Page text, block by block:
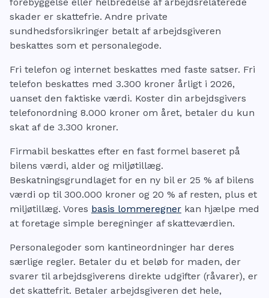
skader er skattefrie. Andre private
sundhedsforsikringer betalt af arbejdsgiveren
beskattes som et personalegode.
Fri telefon og internet beskattes med faste satser. Fri
telefon beskattes med 3.300 kroner årligt i 2026,
uanset den faktiske værdi. Koster din arbejdsgivers
telefonordning 8.000 kroner om året, betaler du kun
skat af de 3.300 kroner.
Firmabil beskattes efter en fast formel baseret på
bilens værdi, alder og miljøtillæg.
Beskatningsgrundlaget for en ny bil er 25 % af bilens
værdi op til 300.000 kroner og 20 % af resten, plus et
miljøtillæg. Vores basis lommeregner kan hjælpe med
at foretage simple beregninger af skatteværdien.
Personalegoder som kantineordninger har deres
særlige regler. Betaler du et beløb for maden, der
svarer til arbejdsgiverens direkte udgifter (råvarer), er
det skattefrit. Betaler arbejdsgiveren det hele,